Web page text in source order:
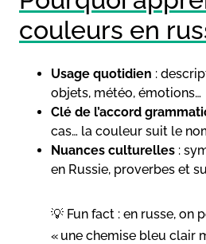
couleurs en
Usage quotidien :
objets, météo, émotions…
Clé de l’accord
cas… la couleur suit le
Nuances culturelles :
en Russie, proverbes et
💡 Fun fact : en russe, on
« une chemise bleu clair